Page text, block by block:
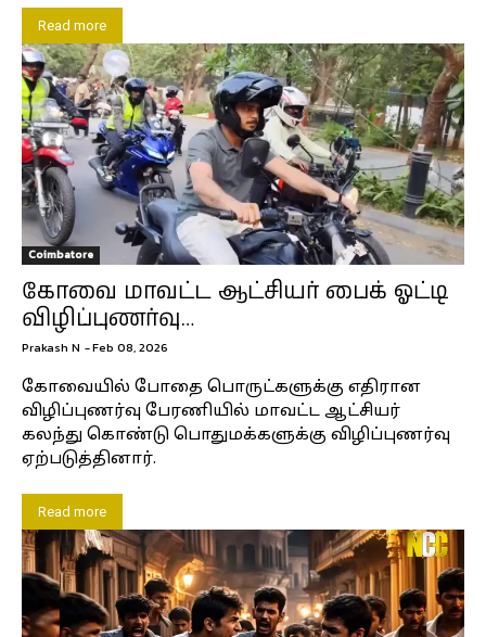
Read more
Coimbatore
கோவை மாவட்ட ஆட்சியர் பைக் ஓட்டி
விழிப்புணர்வு…
Prakash N -Feb 08, 2026
கோவையில் போதை பொருட்களுக்கு எதிரான
விழிப்புணர்வு பேரணியில் மாவட்ட ஆட்சியர்
கலந்து கொண்டு பொதுமக்களுக்கு விழிப்புணர்வு
ஏற்படுத்தினார்.
Read more